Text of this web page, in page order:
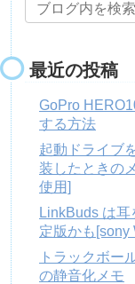
最近の投稿
GoPro
する方法
起動ドライブ
装したときの
使用]
LinkBuds は
定版かも[sony
トラックボー
の静音化メモ